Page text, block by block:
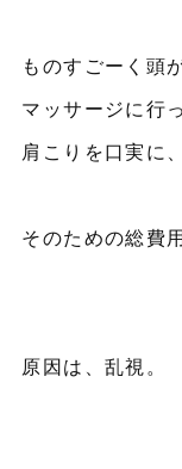
ものすごーく頭
マッサージに行
肩こりを口実に
そのための総費
原因は、乱視。